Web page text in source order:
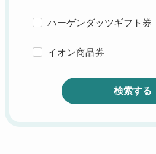
ハーゲンダッツギフト券
イオン商品券
検索する